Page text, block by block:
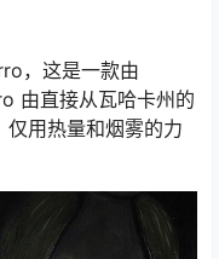
，这是一款由
由直接从瓦哈卡州的
仅用热量和烟雾的力